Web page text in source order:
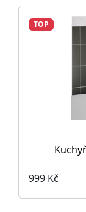
TOP
999 Kč